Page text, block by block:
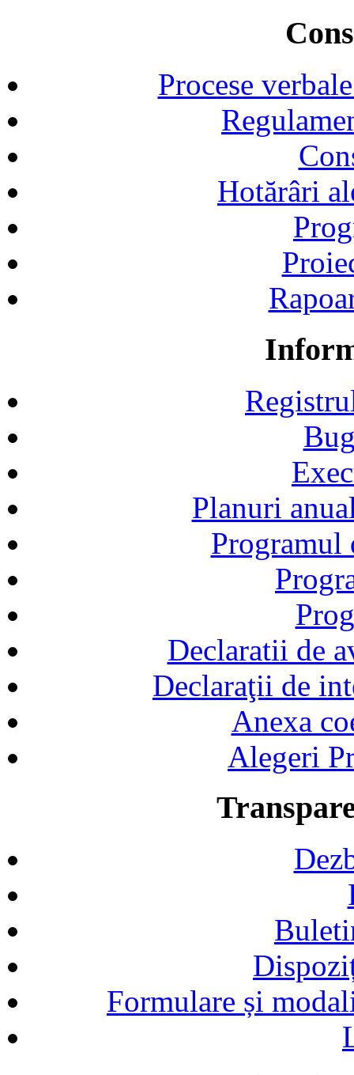
Procese
Hotărâri
Planuri
Declaratii de
Declaraţii de
Anexa
Alegeri
Formulare și